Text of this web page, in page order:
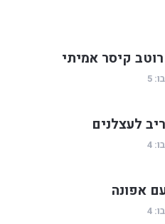
קיסר אמיתי
5
לעצלנים
4
אפונה
4